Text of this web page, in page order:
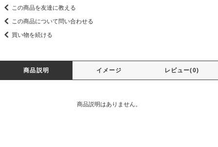
この商品を友達に教える
この商品について問い合わせる
買い物を続ける
商品説明 イメージ レビュー(0)
商品説明はありません。